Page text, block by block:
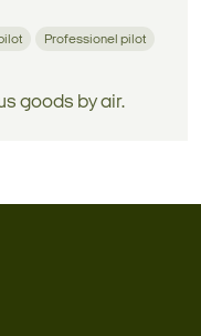
Professionel pilot
goods by air.